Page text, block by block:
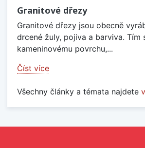
Granitové dřezy
Granitové dřezy jsou obecně
drcené žuly, pojiva a barviva. Tím
kameninovému povrchu,...
Číst více
Všechny články a témata najdete